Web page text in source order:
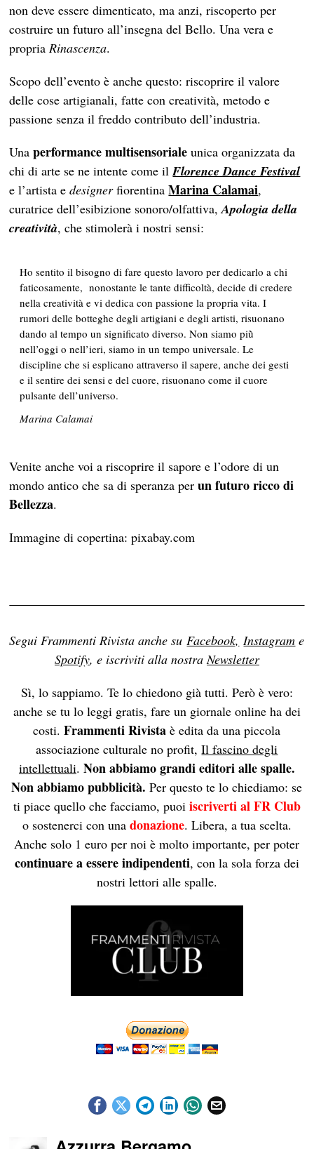
non deve essere dimenticato, ma anzi, riscoperto per
costruire un futuro all’insegna del Bello. Una vera e
propria Rinascenza.
Scopo dell’evento è anche questo: riscoprire il valore
delle cose artigianali, fatte con creatività, metodo e
passione senza il freddo contributo dell’industria.
Unaperformance multisensoriale unica organizzata da
chi di arte se ne intente come il Florence Dance Festival
e l’artista edesignerfiorentinaMarina Calamai,
curatrice dell’esibizione sonoro/olfattiva,Apologia della
creatività, che stimolerà i nostri sensi:
Ho sentito il bisogno di fare questo lavoro per dedicarlo a chi
faticosamente, nonostante le tante difficoltà, decide di credere
nella creatività e vi dedica con passione la propria vita. I
rumori delle botteghe degli artigiani e degli artisti, risuonano
dando al tempo un significato diverso. Non siamo più̀
nell’oggi o nell’ieri, siamo in un tempo universale. Le
discipline che si esplicano attraverso il sapere, anche dei gesti
e il sentire dei sensi e del cuore, risuonano come il cuore
pulsante dell’universo.
Marina Calamai
Venite anche voi a riscoprire il sapore e l’odore di un
mondo antico che sa di speranza perun futuro ricco di
Bellezza.
Immagine di copertina: pixabay.com
Segui Frammenti Rivista anche suFacebook, Instagram e
Spotify, e iscriviti alla nostraNewsletter
Sì, lo sappiamo. Te lo chiedono già tutti. Però è vero:
anche se tu lo leggi gratis, fare un giornale online ha dei
costi.Frammenti Rivistaè edita da una piccola
associazione culturale no profit,Il fascino degli
intellettuali. Non abbiamo grandi editori alle spalle.
Non abbiamo pubblicità. Per questo te lo chiediamo: se
ti piace quello che facciamo, puoi iscriverti al FR Club
o sostenerci con una donazione. Libera, a tua scelta.
Anche solo 1 euro per noi è molto importante, per poter
continuare a essere indipendenti, con la sola forza dei
nostri lettori alle spalle.